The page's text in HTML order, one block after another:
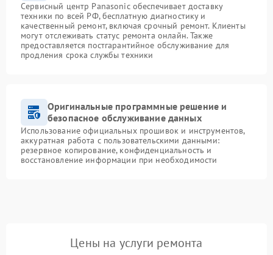
Сервисный центр Panasonic обеспечивает доставку
техники по всей РФ, бесплатную диагностику и
качественный ремонт, включая срочный ремонт. Клиенты
могут отслеживать статус ремонта онлайн. Также
предоставляется постгарантийное обслуживание для
продления срока службы техники
Оригинальные программные решение и
безопасное обслуживание данных
Использование официальных прошивок и инструментов,
аккуратная работа с пользовательскими данными:
резервное копирование, конфиденциальность и
восстановление информации при необходимости
Цены на услуги ремонта